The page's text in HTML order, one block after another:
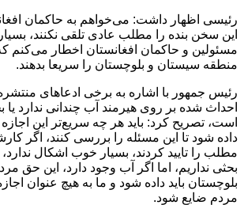
رئیسی اظهار داشت: می‌خواهم به حاکمان
این سخن بنده را مطلب عادی تلقی نکنند،
مسئولین و حاکمان افغانستان اخطار می‌کنم
منطقه سیستان و بلوچستان را سریعا بدهند.
رئیس جمهور با اشاره به برخی ادعاهای
احداث شده بر روی هیرمند آب چندانی ندارد
است، تصریح کرد: باید هر چه سریع‌تر این
داده شود تا این مسئله را بررسی کنند، اگر
مطلب را تایید کردند، بسیار خوب اشکال
بحثی نداریم، اما اگر آب وجود دارد، این حق
بلوچستان باید داده شود و ما به هیچ عنوان
مردم ضایع شود.